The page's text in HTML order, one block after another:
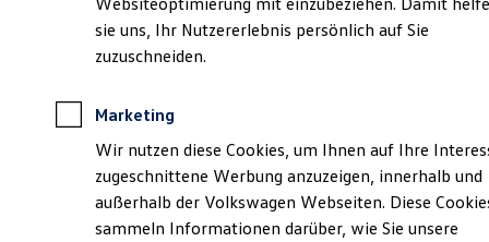
Behörden
Direktkunden
Sonderfahrzeuge
Anpfiff zum Gewinn
Elektroautos
ID. Tutorials
Elektrofahrzeugkonzepte
Reichweite
Reichweite der ID. Modelle
Reichweite im Winter
Christian-Ottiliae-Straße 5, 06311 Helbra
Montag - Freitag 07:00 18:00
Uhr
Samstag
08:00 -13:00 Uhr
Sonntag
Geschlossen
sie uns, Ihr Nutzererlebnis persönlich auf Sie
zuzuschneiden.
Marketing
Wir nutzen diese Cookies, um Ihnen auf Ihre
zugeschnittene Werbung anzuzeigen, innerhalb und
außerhalb der Volkswagen Webseiten. Diese
sammeln Informationen darüber, wie Sie unsere